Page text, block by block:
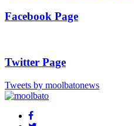
Facebook Page
Twitter Page
Tweets by moolbatonews